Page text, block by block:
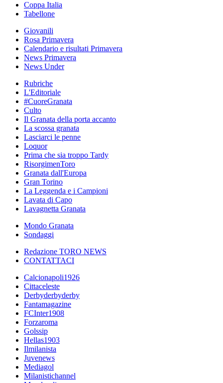
Coppa Italia
Tabellone
Giovanili
Rosa Primavera
Calendario e risultati Primavera
News Primavera
News Under
Rubriche
L'Editoriale
#CuoreGranata
Culto
Il Granata della porta accanto
La scossa granata
Lasciarci le penne
Loquor
Prima che sia troppo Tardy
RisorgimenToro
Granata dall'Europa
Gran Torino
La Leggenda e i Campioni
Lavata di Capo
Lavagnetta Granata
Mondo Granata
Sondaggi
Redazione TORO NEWS
CONTATTACI
Calcionapoli1926
Cittaceleste
Derbyderbyderby
Fantamagazine
FCInter1908
Forzaroma
Golssip
Hellas1903
Ilmilanista
Juvenews
Mediagol
Milanistichannel